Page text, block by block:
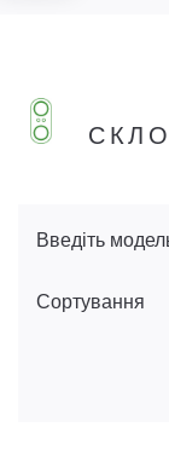
Введіть
Сортування